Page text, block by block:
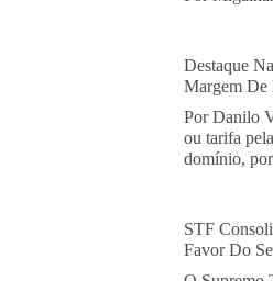
Destaque
Margem De
Por Danilo
ou tarifa
domínio,
STF
Favor Do